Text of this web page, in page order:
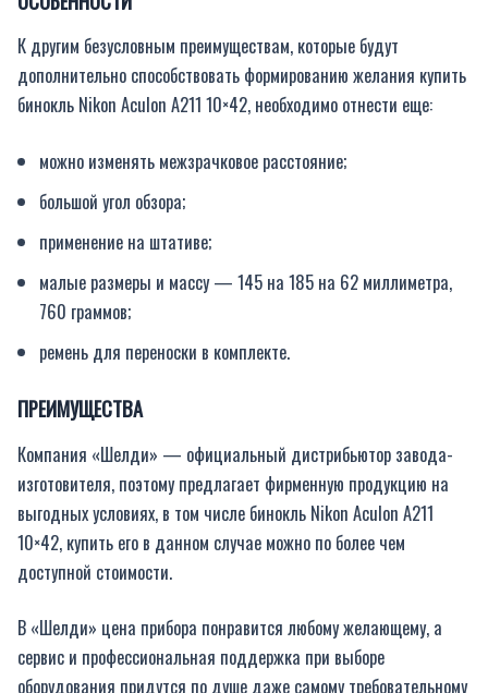
К другим безусловным преимуществам, которые будут
дополнительно способствовать формированию желания купить
бинокль Nikon Aculon A211 10×42, необходимо отнести еще:
можно изменять межзрачковое расстояние;
большой угол обзора;
применение на штативе;
малые размеры и массу — 145 на 185 на 62 миллиметра,
760 граммов;
ремень для переноски в комплекте.
ПРЕИМУЩЕСТВА
Компания «Шелди» — официальный дистрибьютор завода-
изготовителя, поэтому предлагает фирменную продукцию на
выгодных условиях, в том числе бинокль Nikon Aculon A211
10×42, купить его в данном случае можно по более чем
доступной стоимости.
В «Шелди» цена прибора понравится любому желающему, а
сервис и профессиональная поддержка при выборе
оборудования придутся по душе даже самому требовательному